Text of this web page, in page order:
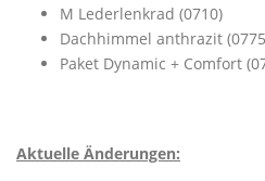
M Lederlenkrad (0710)
Dachhimmel anthrazit
Paket Dynamic + Comfort
Aktuelle Änderungen: